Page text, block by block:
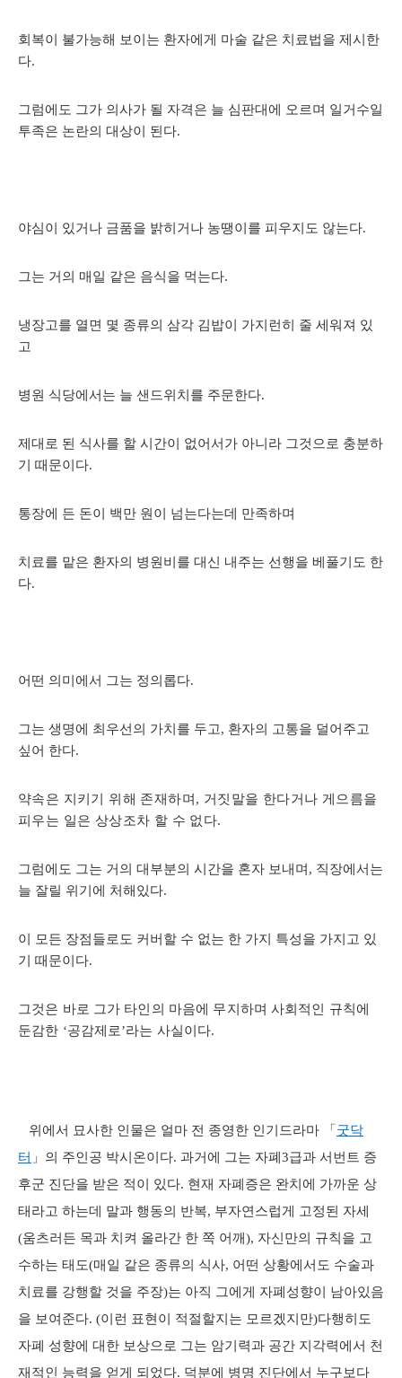
회복이 불가능해 보이는 환자에게 마술 같은 치료법을 제시한
다.
그럼에도 그가 의사가 될 자격은 늘 심판대에 오르며 일거수일
투족은 논란의 대상이 된다.
야심이 있거나 금품을 밝히거나 농땡이를 피우지도 않는다.
그는 거의 매일 같은 음식을 먹는다.
냉장고를 열면 몇 종류의 삼각 김밥이 가지런히 줄 세워져 있
고
병원 식당에서는 늘 샌드위치를 주문한다.
제대로 된 식사를 할 시간이 없어서가 아니라 그것으로 충분하
기 때문이다.
통장에 든 돈이 백만 원이 넘는다는데 만족하며
치료를 맡은 환자의 병원비를 대신 내주는 선행을 베풀기도 한
다.
어떤 의미에서 그는 정의롭다.
그는 생명에 최우선의 가치를 두고, 환자의 고통을 덜어주고
싶어 한다.
약속은 지키기 위해 존재하며, 거짓말을 한다거나 게으름을
피우는 일은 상상조차 할 수 없다.
그럼에도 그는 거의 대부분의 시간을 혼자 보내며, 직장에서는
늘 잘릴 위기에 처해있다.
이 모든 장점들로도 커버할 수 없는 한 가지 특성을 가지고 있
기 때문이다.
그것은 바로 그가 타인의 마음에 무지하며 사회적인 규칙에
둔감한 ‘공감제로’라는 사실이다.
위에서 묘사한 인물은 얼마 전 종영한 인기드라마 「 굿닥
터 」의 주인공 박시온이다. 과거에 그는 자폐3급과 서번트 증
후군 진단을 받은 적이 있다. 현재 자폐증은 완치에 가까운 상
태라고 하는데 말과 행동의 반복, 부자연스럽게 고정된 자세
(움츠러든 목과 치켜 올라간 한 쪽 어깨), 자신만의 규칙을 고
수하는 태도(매일 같은 종류의 식사, 어떤 상황에서도 수술과
치료를 강행할 것을 주장)는 아직 그에게 자폐성향이 남아있음
을 보여준다. (이런 표현이 적절할지는 모르겠지만)다행히도
자폐 성향에 대한 보상으로 그는 암기력과 공간 지각력에서 천
재적인 능력을 얻게 되었다. 덕분에 병명 진단에서 누구보다